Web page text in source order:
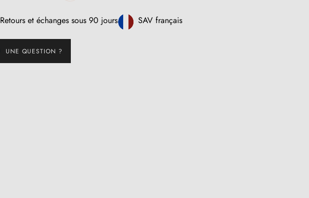
Retours et échanges sous 90 jours SAV français
UNE QUESTION ?